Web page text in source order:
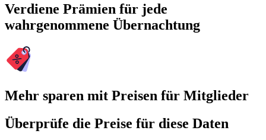
Verdiene Prämien für jede
wahrgenommene Übernachtung
Mehr sparen mit Preisen für Mitglieder
Überprüfe die Preise für diese Daten